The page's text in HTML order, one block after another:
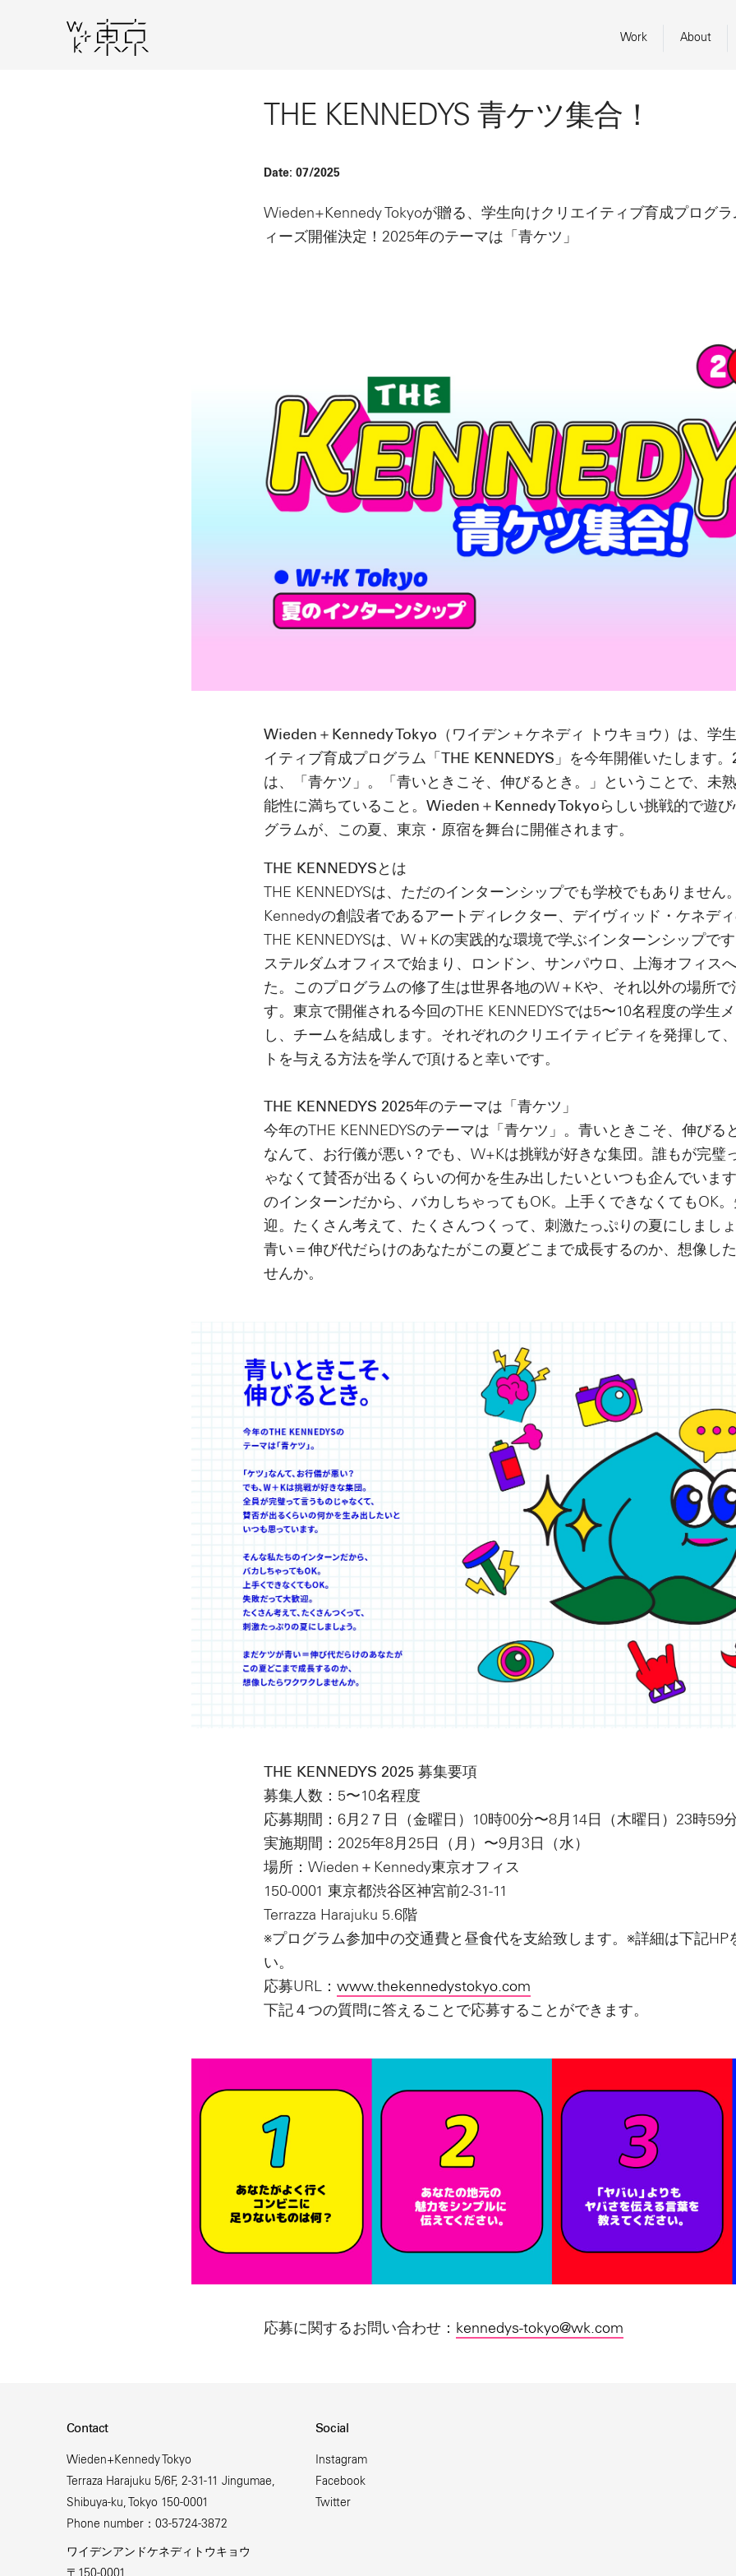
Work About
THE KENNEDYS 青ケツ集合！
Date: 07/2025
Wieden+Kennedy Tokyoが贈る、学生向けクリエイティブ育成プログ
ィーズ開催決定！2025年のテーマは「青ケツ」
Wieden＋Kennedy Tokyo（ワイデン＋ケネディ トウキョウ）は、学
イティブ育成プログラム「THE KENNEDYS」を今年開催いたします
は、「青ケツ」。「青いときこそ、伸びるとき。」ということで、未
能性に満ちていること。Wieden＋Kennedy Tokyoらしい挑戦的で遊
グラムが、この夏、東京・原宿を舞台に開催されます。
THE KENNEDYSとは
THE KENNEDYSは、ただのインターンシップでも学校でもありません
Kennedyの創設者であるアートディレクター、デイヴィッド・ケネデ
THE KENNEDYSは、W＋Kの実践的な環境で学ぶインターンシップで
ステルダムオフィスで始まり、ロンドン、サンパウロ、上海オフィス
た。このプログラムの修了生は世界各地のW＋Kや、それ以外の場所で
す。東京で開催される今回のTHE KENNEDYSでは5〜10名程度の学生
し、チームを結成します。それぞれのクリエイティビティを発揮して
トを与える方法を学んで頂けると幸いです。
THE KENNEDYS 2025年のテーマは「青ケツ」
今年のTHE KENNEDYSのテーマは「青ケツ」。青いときこそ、伸びる
なんて、お行儀が悪い？でも、W+Kは挑戦が好きな集団。誰もが完璧
ゃなくて賛否が出るくらいの何かを生み出したいといつも企んでいま
のインターンだから、バカしちゃってもOK。上手くできなくてもOK
迎。たくさん考えて、たくさんつくって、刺激たっぷりの夏にしまし
青い＝伸び代だらけのあなたがこの夏どこまで成長するのか、想像し
せんか。
THE KENNEDYS 2025 募集要項
募集人数：5〜10名程度
応募期間：6月2７日（金曜日）10時00分〜8月14日（木曜日）23時59
実施期間：2025年8月25日（月）〜9月3日（水）
場所：Wieden＋Kennedy東京オフィス
150-0001 東京都渋谷区神宮前2-31-11
Terrazza Harajuku 5.6階
※プログラム参加中の交通費と昼食代を支給致します。※詳細は下記HP
い。
応募URL： www.thekennedystokyo.com
下記４つの質問に答えることで応募することができます。
応募に関するお問い合わせ： kennedys-tokyo@wk.com
Contact
ワイデンアンドケネディトウキョウ
Wieden+Kennedy Tokyo
Terraza Harajuku 5/6F, 2-31-11 Jingumae,
Shibuya-ku, Tokyo 150-0001
Phone number：03-5724-3872
Social
Instagram
Facebook
Twitter